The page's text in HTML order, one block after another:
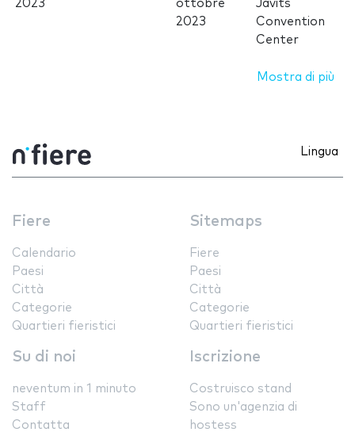
2023
ottobre
2023
Javits
Convention
Center
Mostra di più
Lingua
Fiere
Calendario
Paesi
Città
Categorie
Quartieri fieristici
Sitemaps
Fiere
Paesi
Città
Categorie
Quartieri fieristici
Su di noi
neventum in 1 minuto
Staff
Contatta
Iscrizione
Costruisco stand
Sono un'agenzia di
hostess